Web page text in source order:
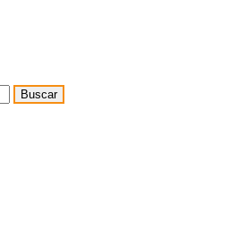
Buscar